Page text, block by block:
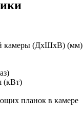
камеры (ДхШхВ) (мм)
(кВт)
планок в камере